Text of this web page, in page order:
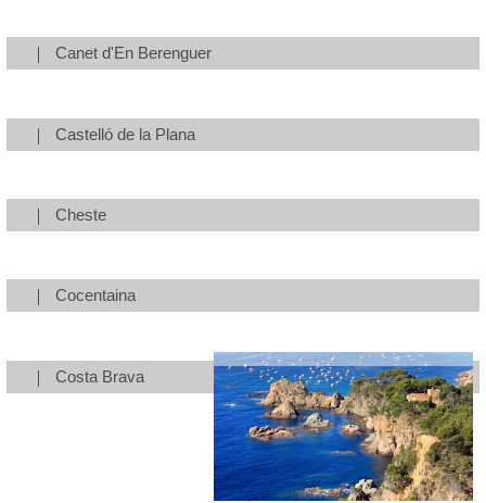
Canet d'En Berenguer
Castelló de la Plana
Cheste
Cocentaina
Costa Brava